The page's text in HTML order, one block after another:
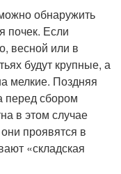
обнаружить
почек. Если
весной или в
будут крупные, а
мелкие. Поздняя
перед сбором
в этом случае
проявятся в
«складская